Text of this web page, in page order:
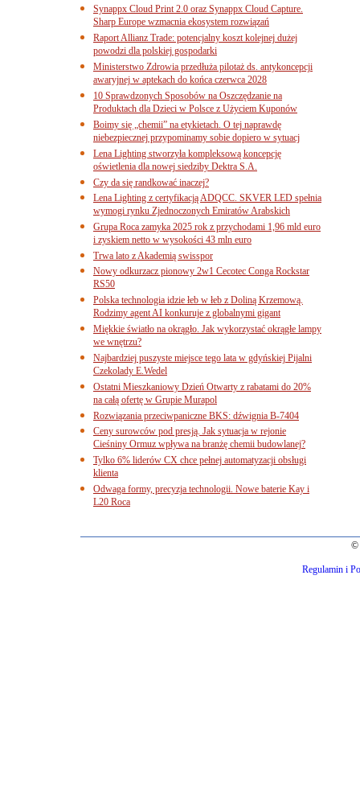
Synappx Cloud Print 2.0 oraz Synappx Cloud Capture.
Sharp Europe wzmacnia ekosystem rozwiązań
Raport Allianz Trade: potencjalny koszt kolejnej dużej
powodzi dla polskiej gospodarki
Ministerstwo Zdrowia przedłuża pilotaż ds. antykoncepcji
awaryjnej w aptekach do końca czerwca 2028
10 Sprawdzonych Sposobów na Oszczędzanie na
Produktach dla Dzieci w Polsce z Użyciem Kuponów
Boimy się „chemii” na etykietach. O tej naprawdę
niebezpiecznej przypominamy sobie dopiero w sytuacj
Lena Lighting stworzyła kompleksową koncepcję
oświetlenia dla nowej siedziby Dektra S.A.
Czy da się randkować inaczej?
Lena Lighting z certyfikacją ADQCC. SKVER LED spełnia
wymogi rynku Zjednoczonych Emiratów Arabskich
Grupa Roca zamyka 2025 rok z przychodami 1,96 mld euro
i zyskiem netto w wysokości 43 mln euro
Trwa lato z Akademią swisspor
Nowy odkurzacz pionowy 2w1 Cecotec Conga Rockstar
RS50
Polska technologia idzie łeb w łeb z Doliną Krzemową.
Rodzimy agent AI konkuruje z globalnymi gigant
Miękkie światło na okrągło. Jak wykorzystać okrągłe lampy
we wnętrzu?
Najbardziej puszyste miejsce tego lata w gdyńskiej Pijalni
Czekolady E.Wedel
Ostatni Mieszkaniowy Dzień Otwarty z rabatami do 20%
na całą ofertę w Grupie Murapol
Rozwiązania przeciwpaniczne BKS: dźwignia B-7404
Ceny surowców pod presją. Jak sytuacja w rejonie
Cieśniny Ormuz wpływa na branżę chemii budowlanej?
Tylko 6% liderów CX chce pełnej automatyzacji obsługi
klienta
Odwaga formy, precyzja technologii. Nowe baterie Kay i
L20 Roca
©
Regulamin i